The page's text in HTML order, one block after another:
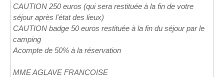
CAUTION 250 euros (qui sera restituée à la fin de votre
séjour après l'état des lieux)
CAUTION badge 50 euros restituée à la fin du séjour par le
camping
Acompte de 50% à la réservation
MME AGLAVE FRANCOISE